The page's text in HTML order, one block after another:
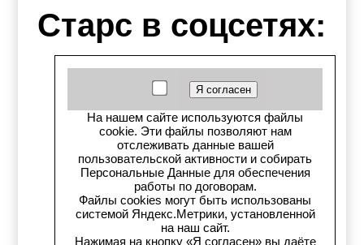
Старс в соцсетях:
Старс вКонтакте
Старс в YouTube
Телеграм-канал
Старс на Drom.ru
Старс в auto.ru
Старс в картах Яндекс
На нашем сайте используются файлы
cookie. Эти файлы позволяют нам
отслеживать данные вашей
пользовательской активности и собирать
Персональные Данные для обеспечения
работы по договорам.
Файлы cookies могут быть использованы
системой Яндекс.Метрики, установленной
на наш сайт.
Нажимая на кнопку «Я согласен» вы даёте